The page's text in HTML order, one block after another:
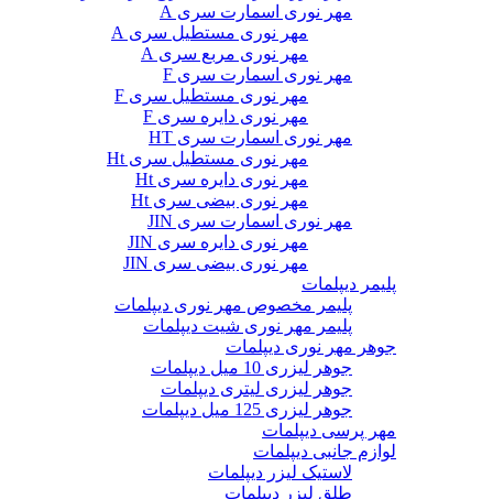
مهر نوری اسمارت سری A
مهر نوری مستطیل سری A
مهر نوری مربع سری A
مهر نوری اسمارت سری F
مهر نوری مستطیل سری F
مهر نوری دایره سری F
مهر نوری اسمارت سری HT
مهر نوری مستطیل سری Ht
مهر نوری دایره سری Ht
مهر نوری بیضی سری Ht
مهر نوری اسمارت سری JIN
مهر نوری دایره سری JIN
مهر نوری بیضی سری JIN
پلیمر دیپلمات
پلیمر مخصوص مهر نوری دیپلمات
پلیمر مهر نوری شیت دیپلمات
جوهر مهر نوری دیپلمات
جوهر لیزری 10 میل دیپلمات
جوهر لیزری لیتری دیپلمات
جوهر لیزری 125 میل دیپلمات
مهر پرسی دیپلمات
لوازم جانبی دیپلمات
لاستیک لیزر دیپلمات
طلق لیزر دیپلمات